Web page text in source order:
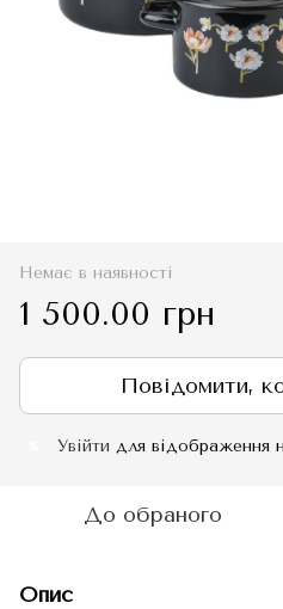
Немає в наявності
1 500.00 грн
Повідомити,
Увійти для відображення
До обраного
Опис